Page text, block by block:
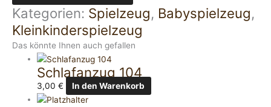
Kategorien: Spielzeug, Babyspielzeug,
Kleinkinderspielzeug
Das könnte Ihnen auch gefallen
Schlafanzug 104
3,00€ In den Warenkorb